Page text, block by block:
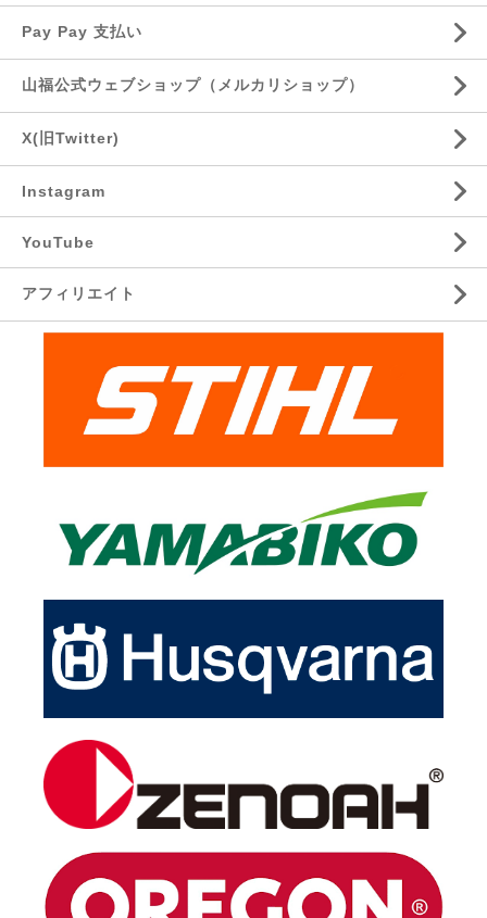
Pay Pay 支払い
山福公式ウェブショップ（メルカリショップ）
X(旧Twitter)
Instagram
YouTube
アフィリエイト